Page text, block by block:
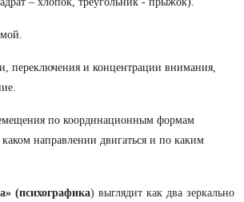
переключения и концентрации внимания,
по координационным формам
каком направлении двигаться и по каким
(психографика) выглядит как два зеркально